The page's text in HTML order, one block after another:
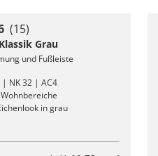
(15)
Grau
und Fußleiste
| NK 32 | AC4
in grau